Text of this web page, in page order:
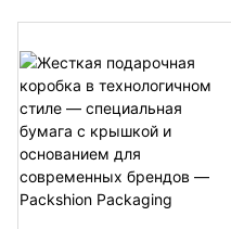
Внутренний Слот Для
Карты И Окошко Для
Демонстрации — Упаковка
Packshion.